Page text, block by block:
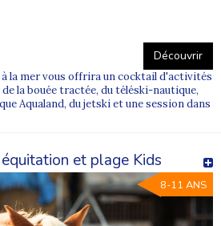
Découvrir
la mer vous offrira un cocktail d'activités
la bouée tractée, du téléski-nautique,
Aqualand, du jetski et une session dans
et plage Kids
8-11 ANS